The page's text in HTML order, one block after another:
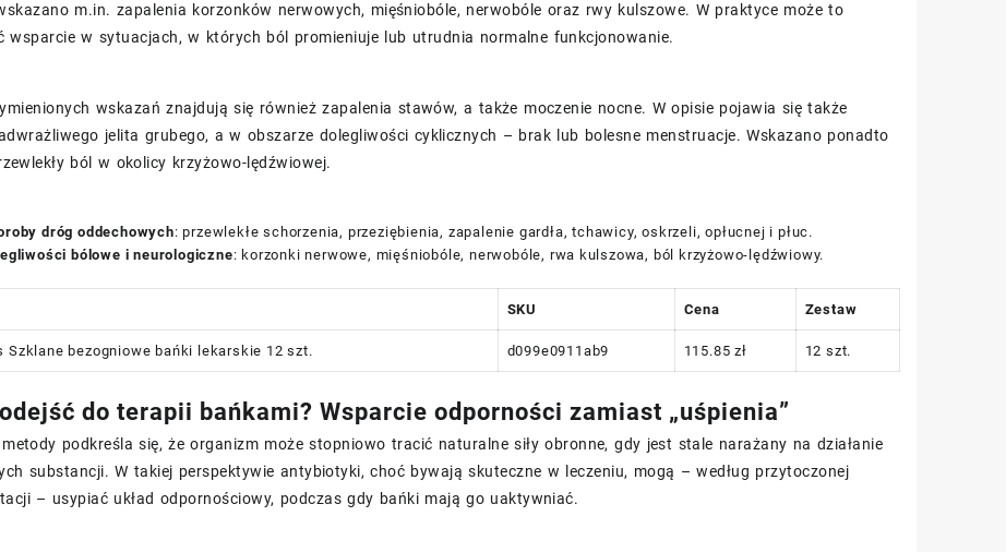
m.in. zapalenia korzonków nerwowych, mięśniobóle, nerwobóle oraz rwy kulszowe. W praktyce może to
wsparcie w sytuacjach, w których ból promieniuje lub utrudnia normalne funkcjonowanie.
wskazań znajdują się również zapalenia stawów, a także moczenie nocne. W opisie pojawia się także
jelita grubego, a w obszarze dolegliwości cyklicznych – brak lub bolesne menstruacje. Wskazano ponadto
ból w okolicy krzyżowo-lędźwiowej.
dróg oddechowych: przewlekłe schorzenia, przeziębienia, zapalenie gardła, tchawicy, oskrzeli, opłucnej i płuc.
bólowe i neurologiczne: korzonki nerwowe, mięśniobóle, nerwobóle, rwa kulszowa, ból krzyżowo-lędźwiowy.
SKU Cena Zestaw
Szklane bezogniowe bańki lekarskie 12 szt. d099e0911ab9 115.85 zł 12 szt.
do terapii bańkami? Wsparcie odporności zamiast „uśpienia”
podkreśla się, że organizm może stopniowo tracić naturalne siły obronne, gdy jest stale narażany na działanie
substancji. W takiej perspektywie antybiotyki, choć bywają skuteczne w leczeniu, mogą – według przytoczonej
– usypiać układ odpornościowy, podczas gdy bańki mają go uaktywniać.